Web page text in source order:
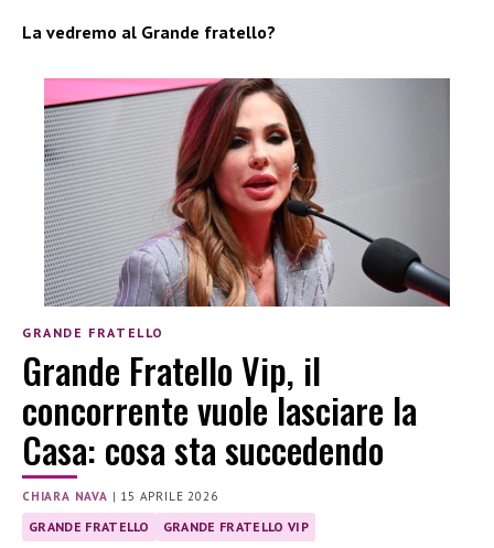
La vedremo al Grande fratello?
GRANDE FRATELLO
Grande Fratello Vip, il
concorrente vuole lasciare la
Casa: cosa sta succedendo
CHIARA NAVA | 15 APRILE 2026
GRANDE FRATELLO GRANDE FRATELLO VIP